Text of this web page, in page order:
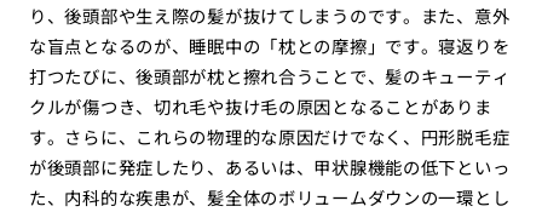
り、後頭部や生え際の髪が抜けてしまうのです。また、意外
な盲点となるのが、睡眠中の「枕との摩擦」です。寝返りを
打つたびに、後頭部が枕と擦れ合うことで、髪のキューティ
クルが傷つき、切れ毛や抜け毛の原因となることがありま
す。さらに、これらの物理的な原因だけでなく、円形脱毛症
が後頭部に発症したり、あるいは、甲状腺機能の低下といっ
た、内科的な疾患が、髪全体のボリュームダウンの一環とし